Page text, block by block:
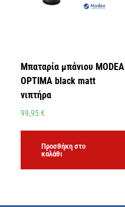
Μπαταρία μπάνιου MODEA
OPTIMA black matt
νιπτήρα
99,95€
Προσθήκη στο
καλάθι